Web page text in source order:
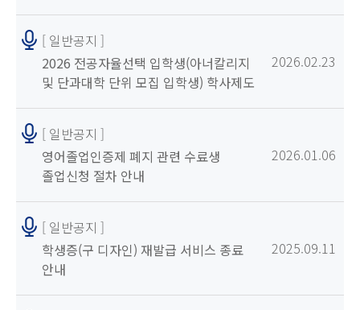
[ 일반공지 ]
2026 전공자율선택 입학생(아너칼리지
및 단과대학 단위 모집 입학생) 학사제도
2026.02.23
[ 일반공지 ]
영어졸업인증제 폐지 관련 수료생
졸업신청 절차 안내
2026.01.06
[ 일반공지 ]
학생증(구 디자인) 재발급 서비스 종료
안내
2025.09.11